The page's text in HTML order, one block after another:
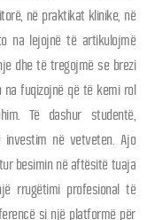
në praktikat klinike, në
na lejojnë të artikulojmë
dhe të tregojmë se brezi
fuqizojnë që të kemi rol
Të dashur studentë,
në vetveten. Ajo
besimin në aftësitë tuaja
rrugëtimi profesional të
si një platformë për